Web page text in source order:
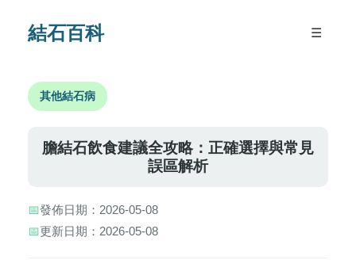
結石百科 ☰
其他結石病
膽結石飲食建議全攻略：正確選擇與常見
誤區解析
📅發佈日期：2026-05-08
📅更新日期：2026-05-08